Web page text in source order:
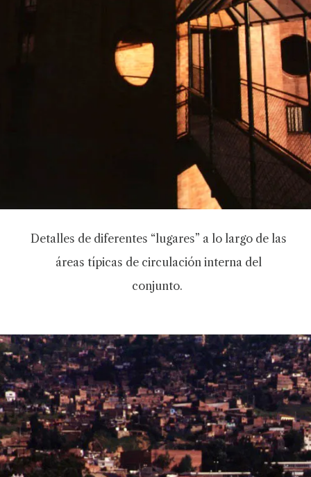
Detalles de diferentes “lugares” a lo largo de las
áreas típicas de circulación interna del
conjunto.